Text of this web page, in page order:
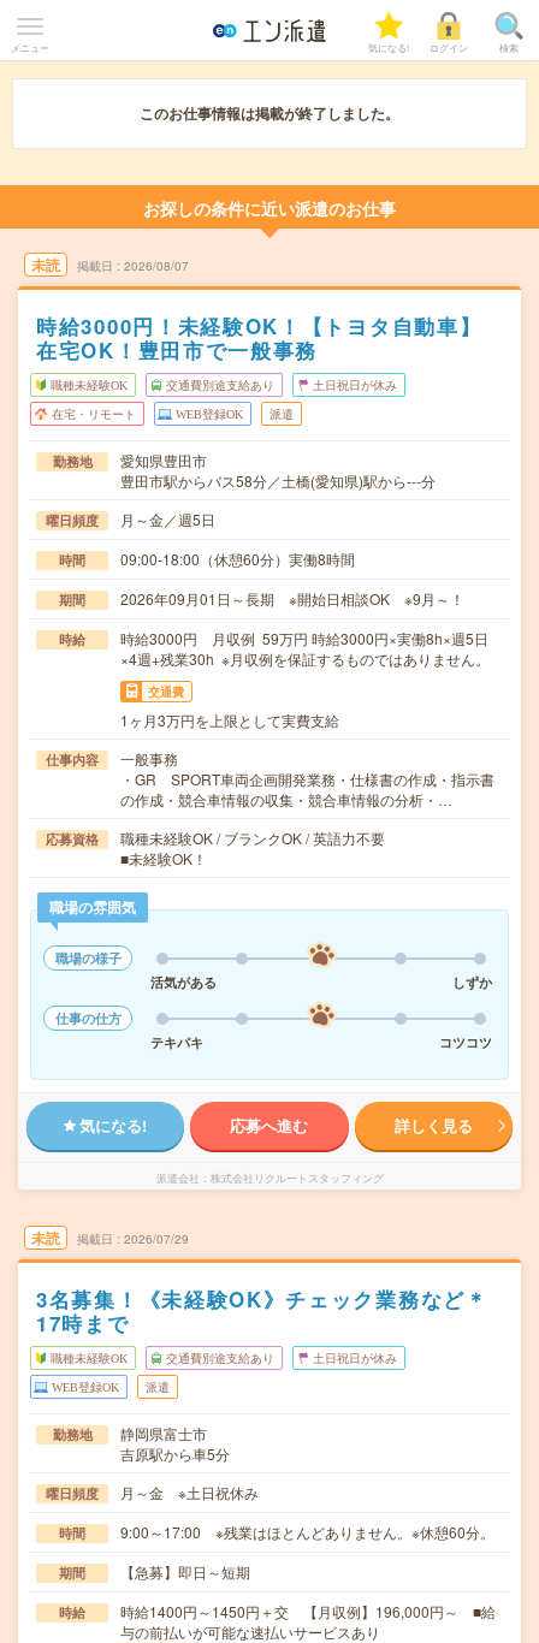
メニュー 気になる! ログイン 検索
このお仕事情報は掲載が終了しました。
お探しの条件に近い派遣のお仕事
未読 掲載日 2026/08/07
時給3000円！未経験OK！【トヨタ自動車】
在宅OK！豊田市で一般事務
職種未経験OK 交通費別途支給あり 土日祝日が休み
在宅・リモート WEB登録OK 派遣
勤務地
愛知県豊田市
豊田市駅からバス58分／土橋(愛知県)駅から---分
曜日頻度 月～金／週5日
時間 09:00-18:00（休憩60分）実働8時間
期間 2026年09月01日～長期 ※開始日相談OK ※9月～！
時給
時給3000円 月収例 59万円 時給3000円×実働8h×週5日
×4週+残業30h ※月収例を保証するものではありません。
交通費
1ヶ月3万円を上限として実費支給
仕事内容
一般事務
・GR SPORT車両企画開発業務・仕様書の作成・指示書
の作成・競合車情報の収集・競合車情報の分析・…
応募資格
職種未経験OK / ブランクOK / 英語力不要
■未経験OK！
職場の雰囲気
職場の様子
活気がある
しずか
仕事の仕方
テキパキ
コツコツ
気になる! 応募へ進む 詳しく見る
派遣会社 株式会社リクルートスタッフィング
未読 掲載日 2026/07/29
3名募集！《未経験OK》チェック業務など＊
17時まで
職種未経験OK 交通費別途支給あり 土日祝日が休み
WEB登録OK 派遣
勤務地
静岡県富士市
吉原駅から車5分
曜日頻度 月～金 ※土日祝休み
時間 9:00～17:00 ※残業はほとんどありません。※休憩60分。
期間 【急募】即日～短期
時給
時給1400円～1450円＋交 【月収例】196,000円～ ■給
与の前払いが可能な速払いサービスあり